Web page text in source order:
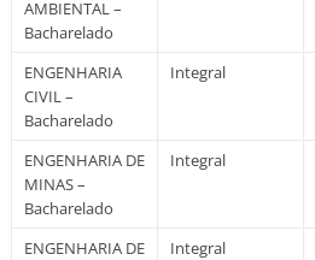
AMBIENTAL –
Bacharelado
ENGENHARIA
CIVIL –
Bacharelado
Integral
ENGENHARIA DE
MINAS –
Bacharelado
Integral
ENGENHARIA DE
Integral